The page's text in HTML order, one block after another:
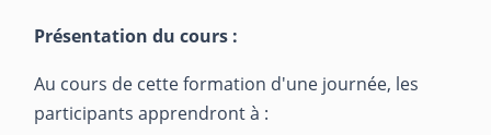
Présentation du cours :
Au cours de cette formation d'une journée, les
participants apprendront à :